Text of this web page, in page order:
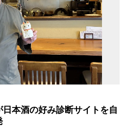
本酒の好み診断サイトを自